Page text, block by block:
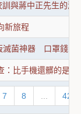
與蔣中正先生的淵
新旅程
滅菌神器 口罩錢幣
：比手機還髒的是
7 8 422